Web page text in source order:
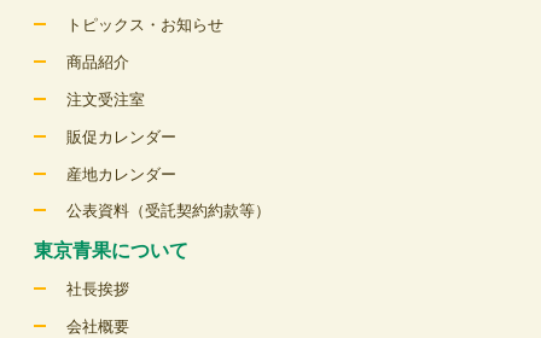
トピックス・お知らせ
商品紹介
注文受注室
販促カレンダー
産地カレンダー
公表資料（受託契約約款等）
東京青果について
社長挨拶
会社概要